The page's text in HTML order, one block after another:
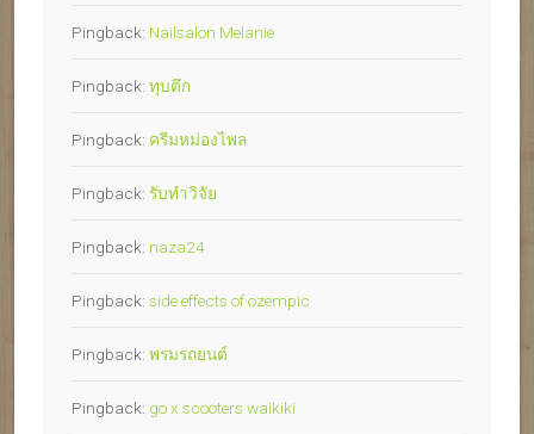
Pingback: Nailsalon Melanie
Pingback: ทุบตึก
Pingback: ครีมหม่องไพล
Pingback: รับทำวิจัย
Pingback: naza24
Pingback: side effects of ozempic
Pingback: พรมรถยนต์
Pingback: go x scooters waikiki